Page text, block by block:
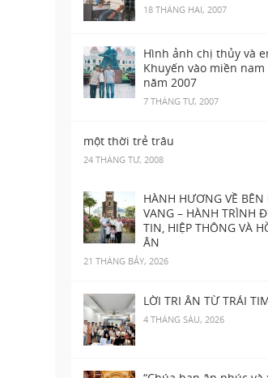
18 THÁNG HAI, 2007
Hình ảnh chị thủy và
Khuyến vào miền nam
năm 2007
7 THÁNG TƯ, 2007
một thời trẻ trâu
24 THÁNG TƯ, 2008
HÀNH HƯƠNG VỀ BÊN
VANG – HÀNH TRÌNH
TIN, HIỆP THÔNG VÀ
ÂN
21 THÁNG BẢY, 2026
LỜI TRI ÂN TỪ TRÁI
4 THÁNG SÁU, 2026